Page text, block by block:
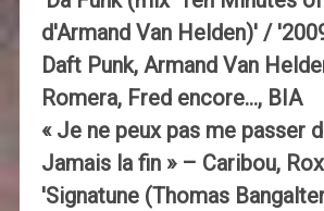
d'Armand Van Helden)' /
Daft Punk, Armand Van
Romera, Fred encore…, BIA
« Je ne peux pas me passer
Jamais la fin » – Caribou,
'Signatune (Thomas